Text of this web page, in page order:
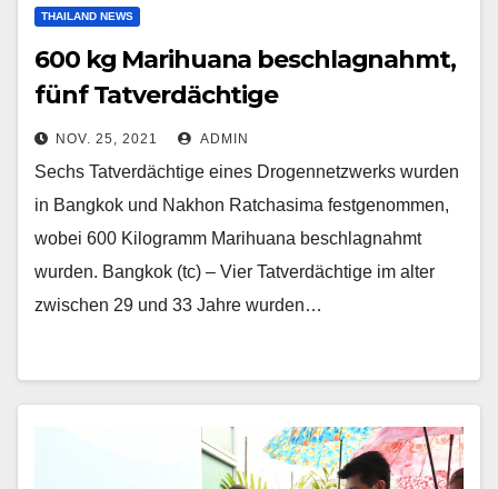
THAILAND NEWS
600 kg Marihuana beschlagnahmt,
fünf Tatverdächtige
festgenommen
NOV. 25, 2021 ADMIN
Sechs Tatverdächtige eines Drogennetzwerks wurden
in Bangkok und Nakhon Ratchasima festgenommen,
wobei 600 Kilogramm Marihuana beschlagnahmt
wurden. Bangkok (tc) – Vier Tatverdächtige im alter
zwischen 29 und 33 Jahre wurden…